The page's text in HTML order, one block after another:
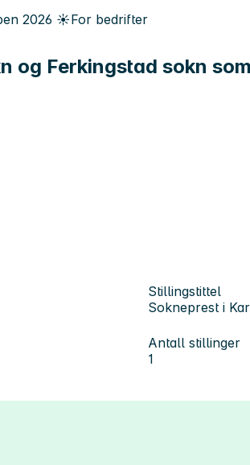
2026 ☀️For bedrifter
og Ferkingstad sokn
Stillingstittel
Sokneprest i
Antall stillinger
1